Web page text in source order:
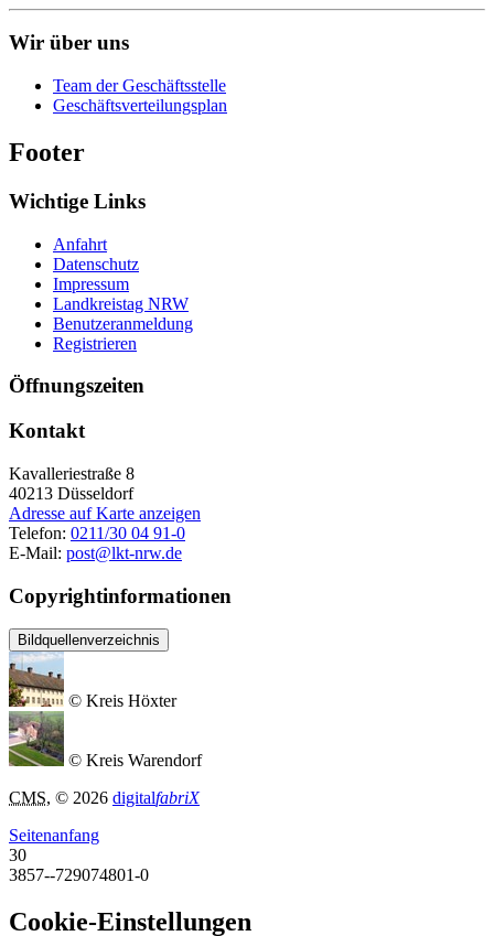
Wir über uns
Team der Geschäftsstelle
Geschäftsverteilungsplan
Footer
Wichtige Links
Anfahrt
Datenschutz
Impressum
Landkreistag NRW
Benutzeranmeldung
Registrieren
Öffnungszeiten
Kontakt
Kavalleriestraße 8
40213 Düsseldorf
Adresse auf Karte anzeigen
Telefon: 0211/30 04 91-0
E-Mail: post@lkt-nrw.de
Copyrightinformationen
Bildquellenverzeichnis
© Kreis Höxter
© Kreis Warendorf
CMS, © 2026 digitalfabriX
Seitenanfang
30
3857--729074801-0
Cookie-Einstellungen